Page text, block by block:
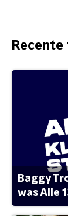
Baggy
was Alle